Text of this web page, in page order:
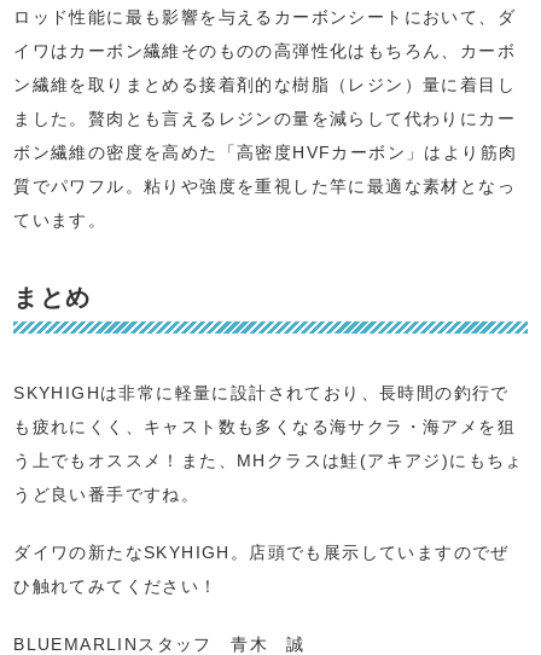
ロッド性能に最も影響を与えるカーボンシートにおいて、ダ
イワはカーボン繊維そのものの高弾性化はもちろん、カーボ
ン繊維を取りまとめる接着剤的な樹脂（レジン）量に着目し
ました。贅肉とも言えるレジンの量を減らして代わりにカー
ボン繊維の密度を高めた「高密度HVFカーボン」はより筋肉
質でパワフル。粘りや強度を重視した竿に最適な素材となっ
ています。
まとめ
SKYHIGHは非常に軽量に設計されており、長時間の釣行で
も疲れにくく、キャスト数も多くなる海サクラ・海アメを狙
う上でもオススメ！また、MHクラスは鮭(アキアジ)にもちょ
うど良い番手ですね。
ダイワの新たなSKYHIGH。店頭でも展示していますのでぜ
ひ触れてみてください！
BLUEMARLINスタッフ 青木 誠